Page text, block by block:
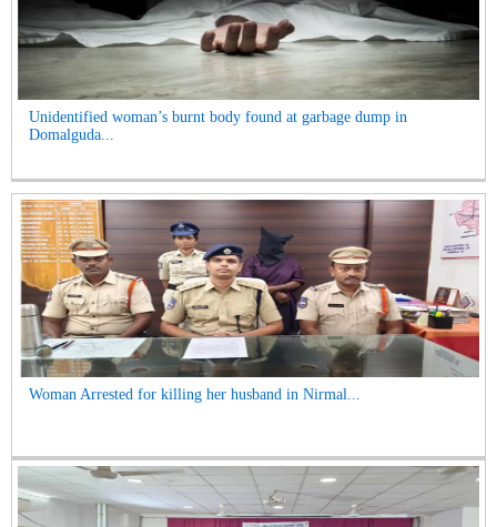
Unidentified woman’s burnt body found at garbage dump in
Domalguda...
Woman Arrested for killing her husband in Nirmal...